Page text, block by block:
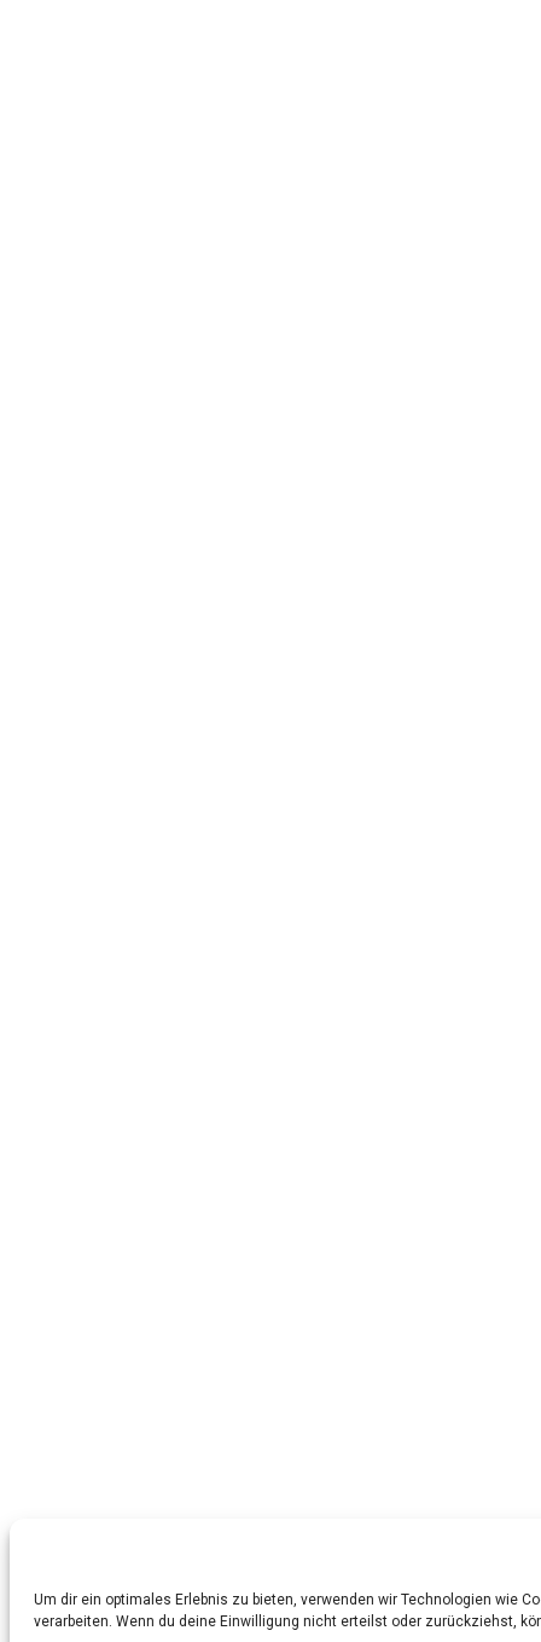
Um dir ein optimales Erlebnis zu bieten, verwenden wir Technologien wie
verarbeiten. Wenn du deine Einwilligung nicht erteilst oder zurückziehst,